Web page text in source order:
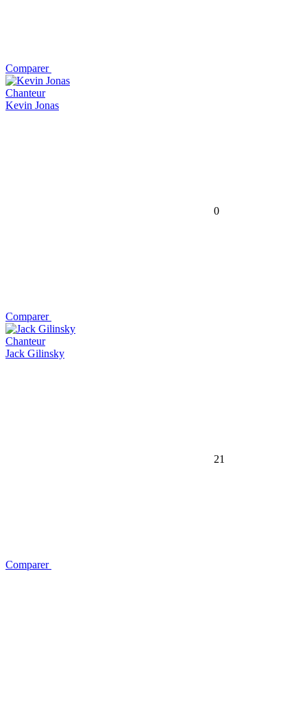
Comparer
Chanteur
Kevin Jonas
0
Comparer
Chanteur
Jack Gilinsky
21
Comparer